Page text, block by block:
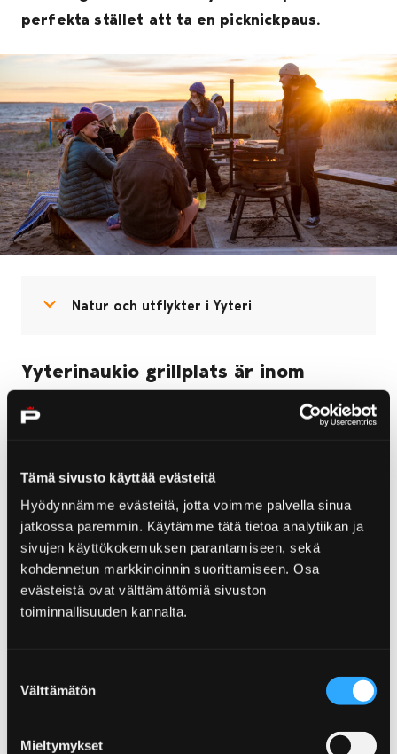
Tämä sivusto käyttää evästeitä
Hyödynnämme evästeitä, jotta voimme palvella sinua
jatkossa paremmin. Käytämme tätä tietoa analytiikan ja
sivujen käyttökokemuksen parantamiseen, sekä
kohdennetun markkinoinnin suorittamiseen. Osa
evästeistä ovat välttämättömiä sivuston
toiminnallisuuden kannalta.
valinta
Välttämätön
Mieltymykset
perfekta stället att ta en picknickpaus.
Open menu
Close menu
Natur och utflykter i Yyteri
Yyterinaukio grillplats är inom
bekvämt räckhåll
där du kan grilla din egen picknicklunch. Rastplatsen
finns en stor gratis parkeringsplats.Observera
gällande varningar för terrängbrand . Vid sådana
varningar är eldning tillåten endast under
förbjuden när varning för terrängbrand gäller
Munakarinsäikkä
En annan eldplats med en fantastisk utsikt över havet